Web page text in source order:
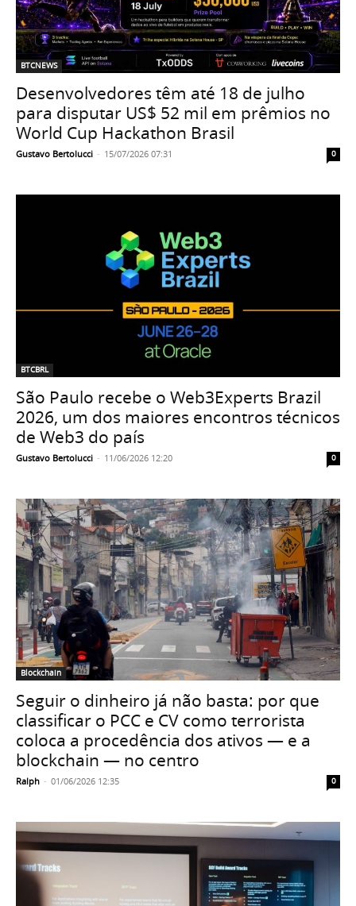
BTCNEWS
Desenvolvedores têm até 18 de julho
para disputar US$ 52 mil em prêmios no
World Cup Hackathon Brasil
Gustavo Bertolucci - 15/07/2026 07:31 0
BTCBRL
São Paulo recebe o Web3Experts Brazil
2026, um dos maiores encontros técnicos
de Web3 do país
Gustavo Bertolucci - 11/06/2026 12:20 0
Blockchain
Seguir o dinheiro já não basta: por que
classificar o PCC e CV como terrorista
coloca a procedência dos ativos — e a
blockchain — no centro
Ralph - 01/06/2026 12:35 0